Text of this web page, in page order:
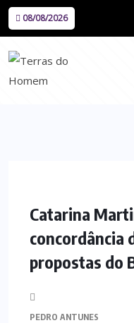
08/08/2026
Catarina
concordância
propostas do
PEDRO ANTUNES